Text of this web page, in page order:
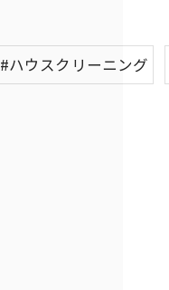
#ハウスクリーニング